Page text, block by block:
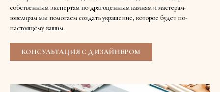
собственным экспертам по драгоценным камням и мастерам-
ювелирам мы помогаем создать украшение, которое будет по-
настоящему вашим.
КОНСУЛЬТАЦИЯ С ДИЗАЙНЕРОМ